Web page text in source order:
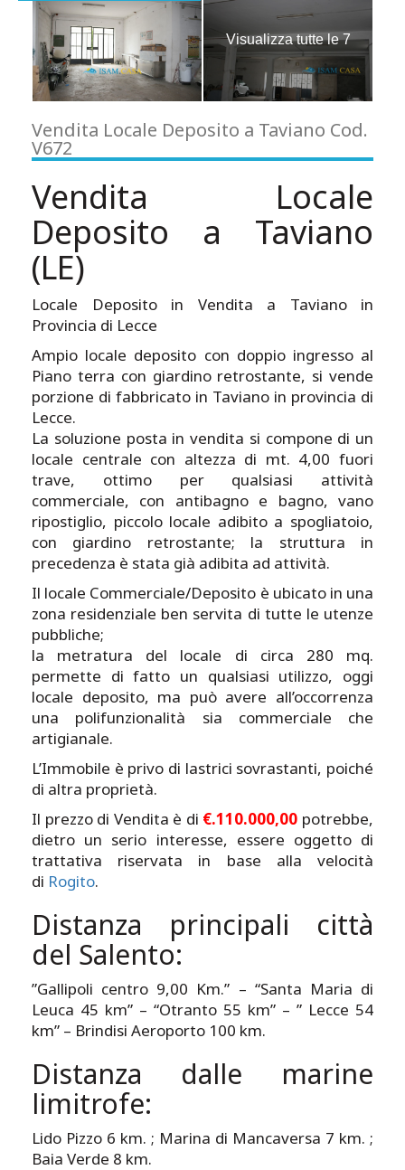
Visualizza tutte le 7
Vendita Locale Deposito a Taviano Cod.
V672
Vendita Locale
Deposito a Taviano
(LE)
Locale Deposito in Vendita a Taviano in
Provincia di Lecce
Ampio locale deposito con doppio ingresso al
Piano terra con giardino retrostante, si vende
porzione di fabbricato in Taviano in provincia di
Lecce.
La soluzione posta in vendita si compone di un
locale centrale con altezza di mt. 4,00 fuori
trave, ottimo per qualsiasi attività
commerciale, con antibagno e bagno, vano
ripostiglio, piccolo locale adibito a spogliatoio,
con giardino retrostante; la struttura in
precedenza è stata già adibita ad attività.
Il locale Commerciale/Deposito è ubicato in una
zona residenziale ben servita di tutte le utenze
pubbliche;
la metratura del locale di circa 280 mq.
permette di fatto un qualsiasi utilizzo, oggi
locale deposito, ma può avere all’occorrenza
una polifunzionalità sia commerciale che
artigianale.
L’Immobile è privo di lastrici sovrastanti, poiché
di altra proprietà.
Il prezzo di Vendita è di €.110.000,00 potrebbe,
dietro un serio interesse, essere oggetto di
trattativa riservata in base alla velocità
di Rogito.
Distanza principali città
del Salento:
”Gallipoli centro 9,00 Km.” – “Santa Maria di
Leuca 45 km” – “Otranto 55 km” – ” Lecce 54
km” – Brindisi Aeroporto 100 km.
Distanza dalle marine
limitrofe:
Lido Pizzo 6 km. ; Marina di Mancaversa 7 km. ;
Baia Verde 8 km.